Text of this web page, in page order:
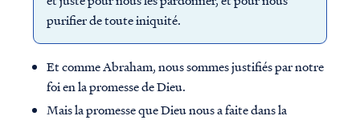
purifier de toute iniquité.
Et comme Abraham, nous sommes justifiés par notre
foi en la promesse de Dieu.
Mais la promesse que Dieu nous a faite dans la